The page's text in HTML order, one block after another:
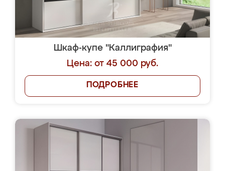
Шкаф-купе "Каллиграфия"
Цена: от 45 000 руб.
ПОДРОБНЕЕ